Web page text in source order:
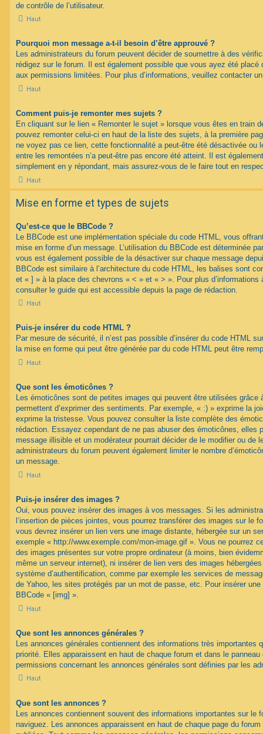
de contrôle de l’utilisateur.
Haut
Pourquoi mon message a-t-il besoin d’être approuvé ?
Les administrateurs du forum peuvent décider de soumettre à des
rédigez sur le forum. Il est également possible que vous ayez été placé
aux permissions limitées. Pour plus d’informations, veuillez contacter
Haut
Comment puis-je remonter mes sujets ?
En cliquant sur le lien « Remonter le sujet » lorsque vous êtes en train
pouvez remonter celui-ci en haut de la liste des sujets, à la première
ne voyez pas ce lien, cette fonctionnalité a peut-être été désactivée ou
entre les remontées n’a peut-être pas encore été atteint. Il est
simplement en y répondant, mais assurez-vous de le faire tout en
Haut
Mise en forme et types de sujets
Qu’est-ce que le BBCode ?
Le BBCode est une implémentation spéciale du code HTML, vous
mise en forme d’un message. L’utilisation du BBCode est déterminée
vous est également possible de la désactiver sur chaque message
BBCode est similaire à l’architecture du code HTML, les balises sont
et « ] » à la place des chevrons « < » et « > ». Pour plus d’informations
consulter le guide qui est accessible depuis la page de rédaction.
Haut
Puis-je insérer du code HTML ?
Par mesure de sécurité, il n’est pas possible d’insérer du code HTML
la mise en forme qui peut être générée par du code HTML peut être
Haut
Que sont les émoticônes ?
Les émoticônes sont de petites images qui peuvent être utilisées grâce
permettent d’exprimer des sentiments. Par exemple, « :) » exprime la
exprime la tristesse. Vous pouvez consulter la liste complète des
rédaction. Essayez cependant de ne pas abuser des émoticônes, elles
message illisible et un modérateur pourrait décider de le modifier ou de
administrateurs du forum peuvent également limiter le nombre
un message.
Haut
Puis-je insérer des images ?
Oui, vous pouvez insérer des images à vos messages. Si les
l’insertion de pièces jointes, vous pourrez transférer des images sur le
vous devrez insérer un lien vers une image distante, hébergée sur un
exemple « http://www.exemple.com/mon-image.gif ». Vous ne pourrez
des images présentes sur votre propre ordinateur (à moins, bien
même un serveur internet), ni insérer de lien vers des images
système d’authentification, comme par exemple les services de
de Yahoo, les sites protégés par un mot de passe, etc. Pour insérer
BBCode « [img] ».
Haut
Que sont les annonces générales ?
Les annonces générales contiennent des informations très importantes
priorité. Elles apparaissent en haut de chaque forum et dans le panneau
permissions concernant les annonces générales sont définies par les
Haut
Que sont les annonces ?
Les annonces contiennent souvent des informations importantes sur le
naviguez. Les annonces apparaissent en haut de chaque page du